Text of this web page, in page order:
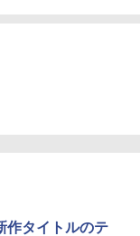
作タイトルのテ